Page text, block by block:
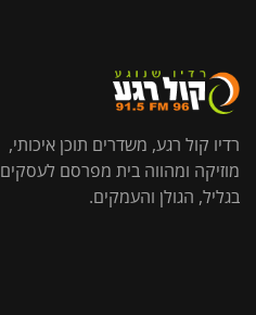
רדיו קול רגע, משדרים תוכן איכותי,
מוזיקה ומהווה בית מפרסם לעסקים
בגליל, הגולן והעמקים.